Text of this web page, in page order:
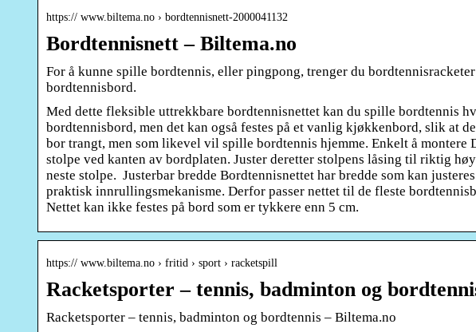
https:// www.biltema.no › bordtennisnett-2000041132
Bordtennisnett – Biltema.no
For å kunne spille bordtennis, eller pingpong, trenger du
bordtennisbord.
Med dette fleksible uttrekkbare bordtennisnettet kan du spille bordtennis
bordtennisbord, men det kan også festes på et vanlig kjøkkenbord, slik at
bor trangt, men som likevel vil spille bordtennis hjemme. Enkelt å montere
stolpe ved kanten av bordplaten. Juster deretter stolpens låsing til riktig
neste stolpe. Justerbar bredde Bordtennisnettet har bredde som kan
praktisk innrullingsmekanisme. Derfor passer nettet til de fleste
Nettet kan ikke festes på bord som er tykkere enn 5 cm.
https:// www.biltema.no › fritid › sport › racketspill
Racketsporter – tennis, badminton og
Racketsporter – tennis, badminton og bordtennis – Biltema.no